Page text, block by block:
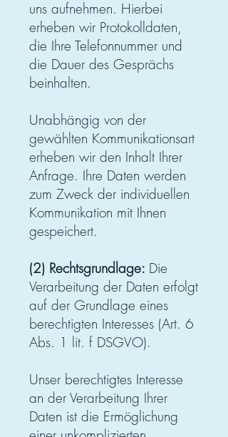
uns aufnehmen. Hierbei
erheben wir Protokolldaten,
die Ihre Telefonnummer und
die Dauer des Gesprächs
beinhalten.
Unabhängig von der
gewählten Kommunikationsart
erheben wir den Inhalt Ihrer
Anfrage. Ihre Daten werden
zum Zweck der individuellen
Kommunikation mit Ihnen
gespeichert.
(2) Rechtsgrundlage: Die
Verarbeitung der Daten erfolgt
auf der Grundlage eines
berechtigten Interesses (Art. 6
Abs. 1 lit. f DSGVO).
Unser berechtigtes Interesse
an der Verarbeitung Ihrer
Daten ist die Ermöglichung